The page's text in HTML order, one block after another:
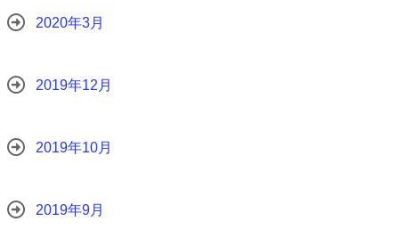
2020年3月
2019年12月
2019年10月
2019年9月